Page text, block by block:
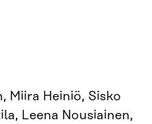
Miira Heiniö, Sisko
Leena Nousiainen,